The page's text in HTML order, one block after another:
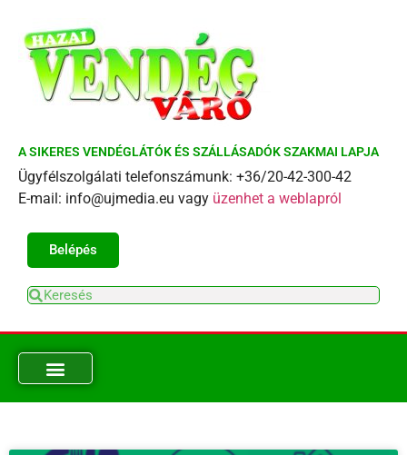
A SIKERES VENDÉGLÁTÓK ÉS SZÁLLÁSADÓK SZAKMAI LAPJA
Ügyfélszolgálati telefonszámunk: +36/20-42-300-42
E-mail: info@ujmedia.eu vagy üzenhet a weblapról
Belépés